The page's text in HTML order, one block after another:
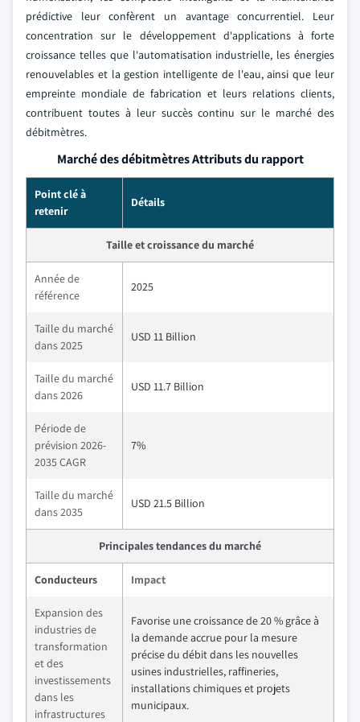
prédictive leur confèrent un avantage concurrentiel. Leur
concentration sur le développement d'applications à forte
croissance telles que l'automatisation industrielle, les énergies
renouvelables et la gestion intelligente de l'eau, ainsi que leur
empreinte mondiale de fabrication et leurs relations clients,
contribuent toutes à leur succès continu sur le marché des
débitmètres.
Marché des débitmètres Attributs du rapport
Point clé à
retenir
Détails
Taille et croissance du marché
Année de
référence
2025
Taille du marché
dans 2025
USD 11 Billion
Taille du marché
dans 2026
USD 11.7 Billion
Période de
prévision 2026-
2035 CAGR
7%
Taille du marché
dans 2035
USD 21.5 Billion
Principales tendances du marché
Conducteurs Impact
Expansion des
industries de
transformation
et des
investissements
dans les
infrastructures
Favorise une croissance de 20 % grâce à
la demande accrue pour la mesure
précise du débit dans les nouvelles
usines industrielles, raffineries,
installations chimiques et projets
municipaux.